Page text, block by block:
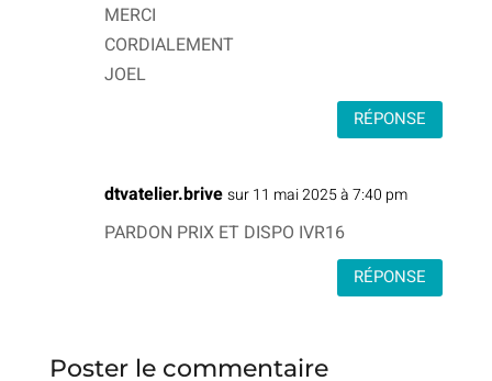
MERCI
CORDIALEMENT
JOEL
RÉPONSE
dtvatelier.brive sur 11 mai 2025 à 7:40 pm
PARDON PRIX ET DISPO IVR16
RÉPONSE
Poster le commentaire